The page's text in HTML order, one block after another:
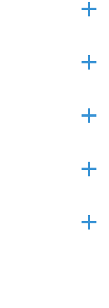
a
a
a
a
a